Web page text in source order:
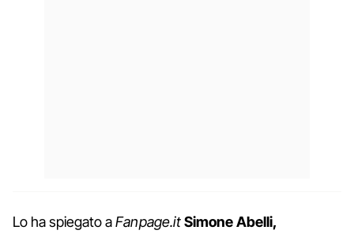
Lo ha spiegato aFanpage.itSimone Abelli,